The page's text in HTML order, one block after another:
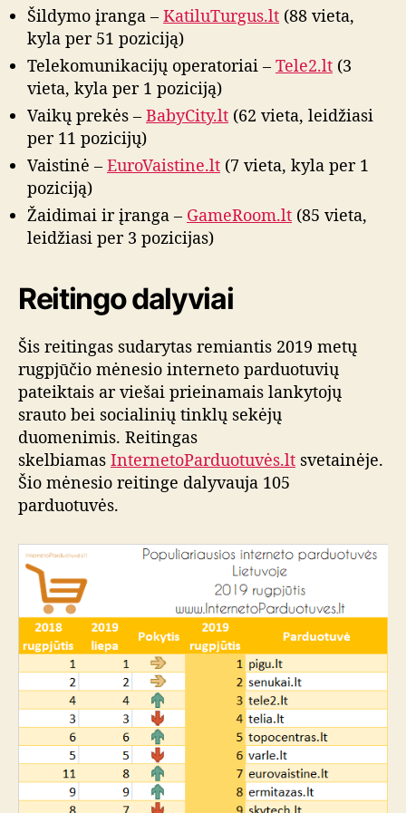
Šildymo įranga – KatiluTurgus.lt (88 vieta,
kyla per 51 poziciją)
Telekomunikacijų operatoriai – Tele2.lt (3
vieta, kyla per 1 poziciją)
Vaikų prekės – BabyCity.lt (62 vieta, leidžiasi
per 11 pozicijų)
Vaistinė – EuroVaistine.lt (7 vieta, kyla per 1
poziciją)
Žaidimai ir įranga – GameRoom.lt (85 vieta,
leidžiasi per 3 pozicijas)
Reitingo dalyviai
Šis reitingas sudarytas remiantis 2019 metų
rugpjūčio mėnesio interneto parduotuvių
pateiktais ar viešai prieinamais lankytojų
srauto bei socialinių tinklų sekėjų
duomenimis. Reitingas
skelbiamas InternetoParduotuvės.lt svetainėje.
Šio mėnesio reitinge dalyvauja 105
parduotuvės.